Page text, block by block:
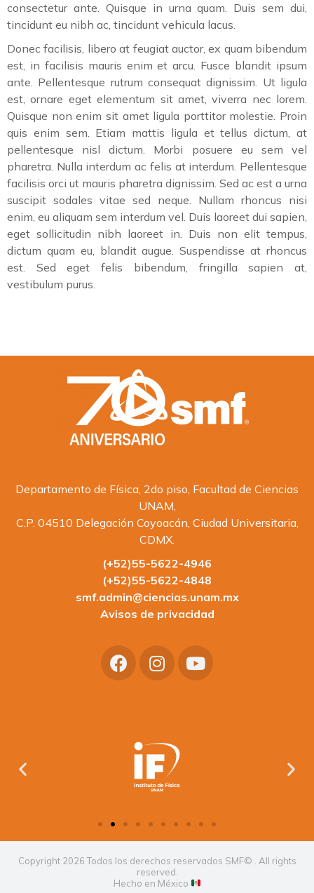
consectetur ante. Quisque in urna quam. Duis sem dui,
tincidunt eu nibh ac, tincidunt vehicula lacus.
Donec facilisis, libero at feugiat auctor, ex quam bibendum
est, in facilisis mauris enim et arcu. Fusce blandit ipsum
ante. Pellentesque rutrum consequat dignissim. Ut ligula
est, ornare eget elementum sit amet, viverra nec lorem.
Quisque non enim sit amet ligula porttitor molestie. Proin
quis enim sem. Etiam mattis ligula et tellus dictum, at
pellentesque nisl dictum. Morbi posuere eu sem vel
pharetra. Nulla interdum ac felis at interdum. Pellentesque
facilisis orci ut mauris pharetra dignissim. Sed ac est a urna
suscipit sodales vitae sed neque. Nullam rhoncus nisi
enim, eu aliquam sem interdum vel. Duis laoreet dui sapien,
eget sollicitudin nibh laoreet in. Duis non elit tempus,
dictum quam eu, blandit augue. Suspendisse at rhoncus
est. Sed eget felis bibendum, fringilla sapien at,
vestibulum purus.
Departamento de Física, 2do piso, Facultad de Ciencias
UNAM,
C.P. 04510 Delegación Coyoacán, Ciudad Universitaria,
CDMX.
(+52)55-5622-4946
(+52)55-5622-4848
smf.admin@ciencias.unam.mx
Avisos de privacidad
Copyright 2026 Todos los derechos reservados SMF© . All rights
reserved.
Hecho en México